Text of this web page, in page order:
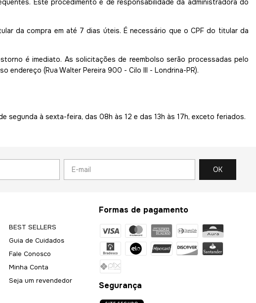
Este procedimento é de responsabilidade da administradora do
da compra em até 7 dias úteis. É necessário que o CPF do titular da
é imediato. As solicitações de reembolso serão processadas pelo
(Rua Walter Pereira 900 - Cilo III - Londrina-PR).
segunda à sexta-feira, das 08h às 12 e das 13h às 17h, exceto feriados.
BEST SELLERS
Guia de Cuidados
Fale Conosco
Minha Conta
Seja um revendedor
Formas de pagamento
Segurança